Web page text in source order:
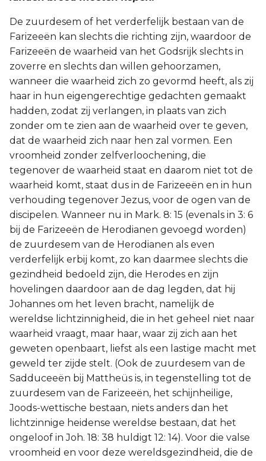
De zuurdesem of het verderfelijk bestaan van de
Farizeeën kan slechts die richting zijn, waardoor de
Farizeeën de waarheid van het Godsrijk slechts in
zoverre en slechts dan willen gehoorzamen,
wanneer die waarheid zich zo gevormd heeft, als zij
haar in hun eigengerechtige gedachten gemaakt
hadden, zodat zij verlangen, in plaats van zich
zonder om te zien aan de waarheid over te geven,
dat de waarheid zich naar hen zal vormen. Een
vroomheid zonder zelfverloochening, die
tegenover de waarheid staat en daarom niet tot de
waarheid komt, staat dus in de Farizeeën en in hun
verhouding tegenover Jezus, voor de ogen van de
discipelen. Wanneer nu in Mark. 8: 15 (evenals in 3: 6
bij de Farizeeën de Herodianen gevoegd worden)
de zuurdesem van de Herodianen als even
verderfelijk erbij komt, zo kan daarmee slechts die
gezindheid bedoeld zijn, die Herodes en zijn
hovelingen daardoor aan de dag legden, dat hij
Johannes om het leven bracht, namelijk de
wereldse lichtzinnigheid, die in het geheel niet naar
waarheid vraagt, maar haar, waar zij zich aan het
geweten openbaart, liefst als een lastige macht met
geweld ter zijde stelt. (Ook de zuurdesem van de
Sadduceeën bij Mattheüs is, in tegenstelling tot de
zuurdesem van de Farizeeën, het schijnheilige,
Joods-wettische bestaan, niets anders dan het
lichtzinnige heidense wereldse bestaan, dat het
ongeloof in Joh. 18: 38 huldigt 12: 14). Voor die valse
vroomheid en voor deze wereldsgezindheid, die de